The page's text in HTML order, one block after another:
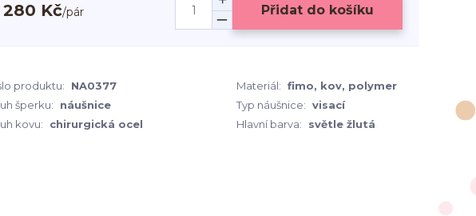
280 Kč/pár Přidat do košíku
produktu: NA0377 Materiál: fimo, kov, polymer
šperku:
náušnice Typ náušnice: visací
kovu:
chirurgická ocel Hlavní barva: světle žlutá